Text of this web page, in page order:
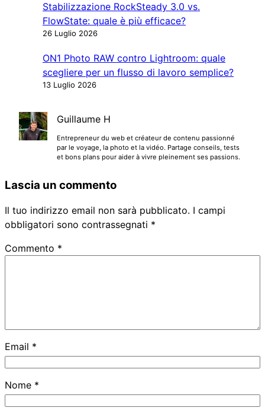
Stabilizzazione RockSteady 3.0 vs.
FlowState: quale è più efficace?
26 Luglio 2026
ON1 Photo RAW contro Lightroom: quale
scegliere per un flusso di lavoro semplice?
13 Luglio 2026
Guillaume H
Entrepreneur du web et créateur de contenu passionné
par le voyage, la photo et la vidéo. Partage conseils, tests
et bons plans pour aider à vivre pleinement ses passions.
Lascia un commento
Il tuo indirizzo email non sarà pubblicato. I campi
obbligatori sono contrassegnati *
Commento *
Email *
Nome *